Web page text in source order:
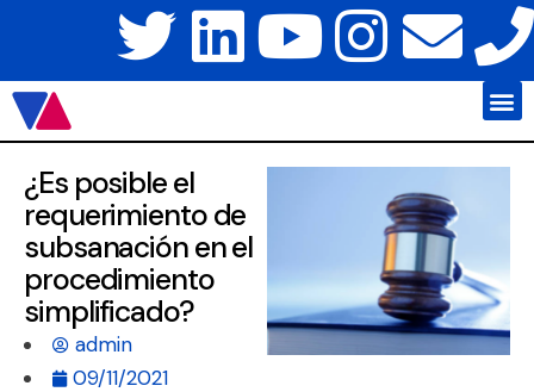
¿Es posible el
requerimiento de
subsanación en el
procedimiento
simplificado?
admin
09/11/2021